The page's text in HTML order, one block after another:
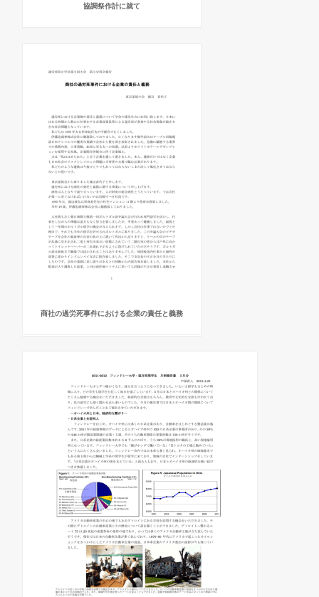
協調祭作計に就て
商社の過労死事件における企業の責任と義務